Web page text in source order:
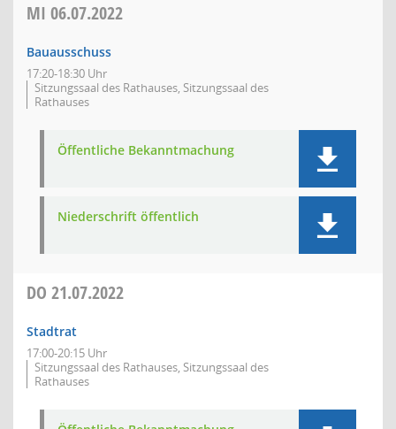
MI 06.07.2022
Bauausschuss
17:20-18:30 Uhr
Sitzungssaal des Rathauses, Sitzungssaal des
Rathauses
Öffentliche Bekanntmachung
Niederschrift öffentlich
DO 21.07.2022
Stadtrat
17:00-20:15 Uhr
Sitzungssaal des Rathauses, Sitzungssaal des
Rathauses